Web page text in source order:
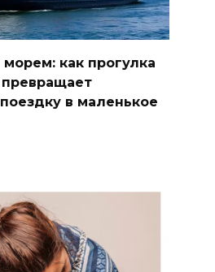
как прогулка
в маленькое